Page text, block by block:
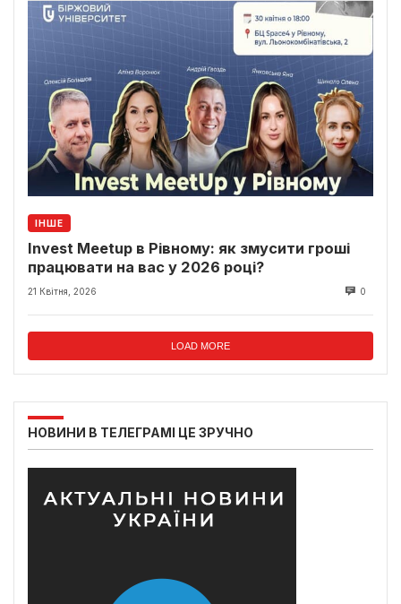
ІНШЕ
Invest Meetup в Рівному: як змусити гроші
працювати на вас у 2026 році?
21 Квітня, 2026 0
LOAD MORE
НОВИНИ В ТЕЛЕГРАМІ ЦЕ ЗРУЧНО